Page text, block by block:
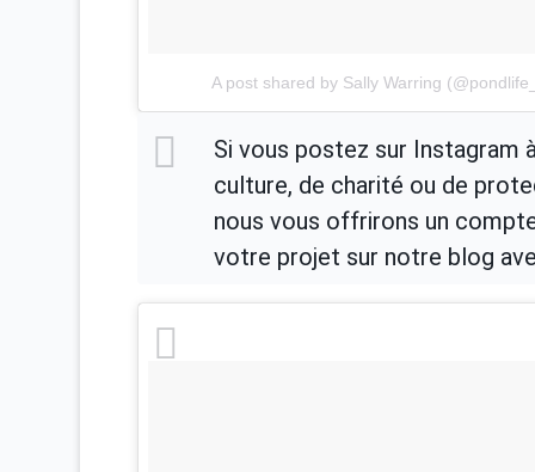
A post shared by Sally Warring
Si vous postez sur Instagram
culture, de charité ou de
nous vous offrirons un
votre projet sur notre blog